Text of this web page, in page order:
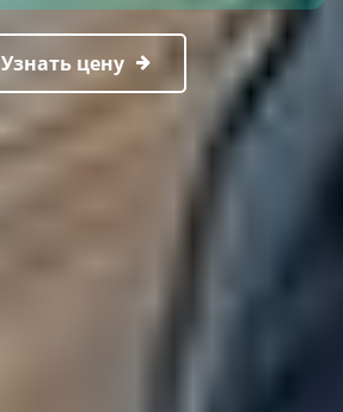
Узнать цену